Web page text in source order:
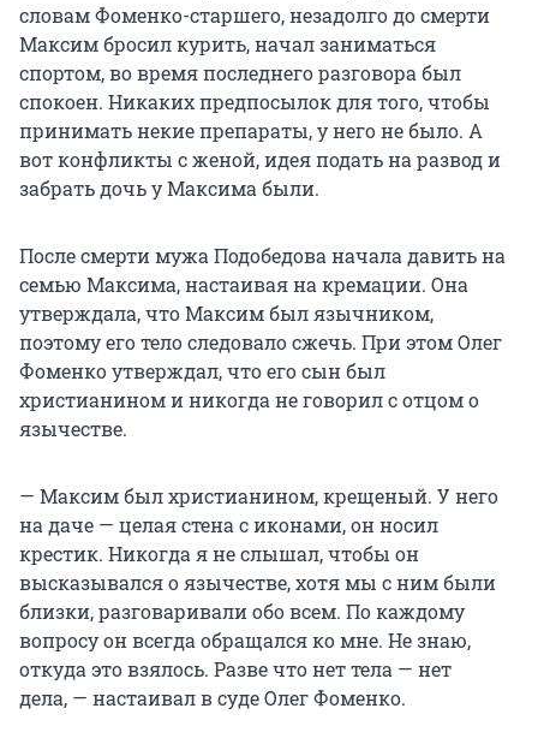
словам Фоменко-старшего, незадолго до смерти
Максим бросил курить, начал заниматься
спортом, во время последнего разговора был
спокоен. Никаких предпосылок для того, чтобы
принимать некие препараты, у него не было. А
вот конфликты с женой, идея подать на развод и
забрать дочь у Максима были.
После смерти мужа Подобедова начала давить на
семью Максима, настаивая на кремации. Она
утверждала, что Максим был язычником,
поэтому его тело следовало сжечь. При этом Олег
Фоменко утверждал, что его сын был
христианином и никогда не говорил с отцом о
язычестве.
— Максим был христианином, крещеный. У него
на даче — целая стена с иконами, он носил
крестик. Никогда я не слышал, чтобы он
высказывался о язычестве, хотя мы с ним были
близки, разговаривали обо всем. По каждому
вопросу он всегда обращался ко мне. Не знаю,
откуда это взялось. Разве что нет тела — нет
дела, — настаивал в суде Олег Фоменко.